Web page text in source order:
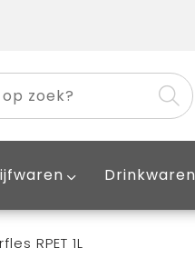
Drinkwaren
RPET 1L